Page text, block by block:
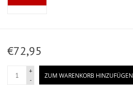
€72,95
+
-
ZUM WARENKORB HINZUFÜGEN